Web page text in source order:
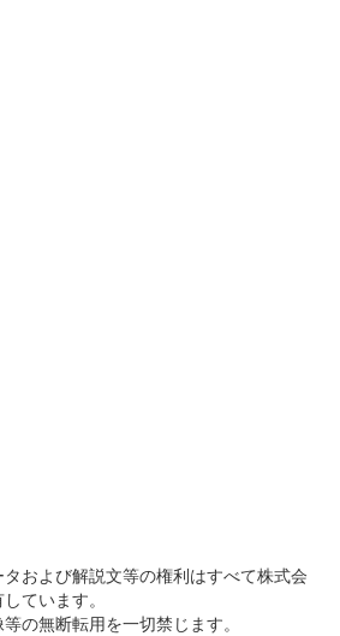
および解説文等の権利はすべて株式会
ています。
の無断転用を一切禁じます。